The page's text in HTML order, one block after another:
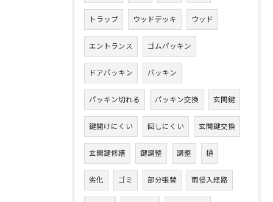
トラップ ウッドデッキ ウッド
エントランス ゴムパッキン
ドアパッキン パッキン
パッキン切れる パッキン交換 玄関鍵
鍵開けにくい 回しにくい 玄関鍵交換
玄関鍵修繕 鍵調整 調整 樋
劣化 ゴミ 部分張替 雨侵入経路